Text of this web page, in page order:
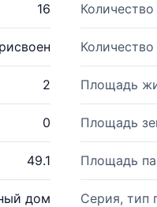
16
2 Площадь
0 Площадь
49.1 Площадь
дом Серия, тип